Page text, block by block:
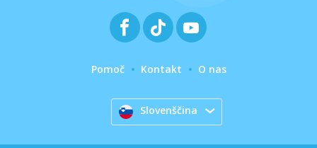
Pomoč Kontakt O nas
Slovenščina